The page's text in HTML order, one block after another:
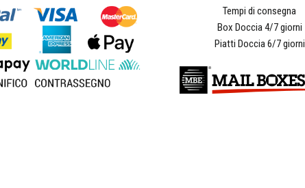
Tempi di consegna
Box Doccia 4/7 giorni
Piatti Doccia 6/7 giorni